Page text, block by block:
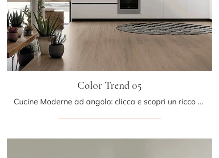
Color Trend 05
Cucine Moderne ad angolo: clicca e scopri un ricco catalogo di soluzioni della firma Stosa, tra cui il modello Color Trend 05.